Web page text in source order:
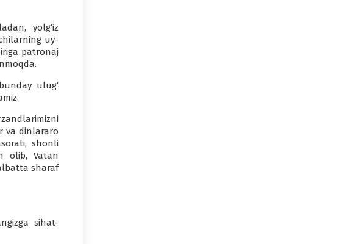
yolg‘iz
uy-
patronaj
ulug‘
va dinlararo
shonli
olib, Vatan
sharaf
sihat-